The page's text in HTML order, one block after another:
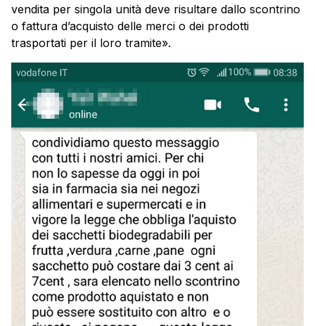
vendita per singola unità deve risultare dallo scontrino
o fattura d’acquisto delle merci o dei prodotti
trasportati per il loro tramite».